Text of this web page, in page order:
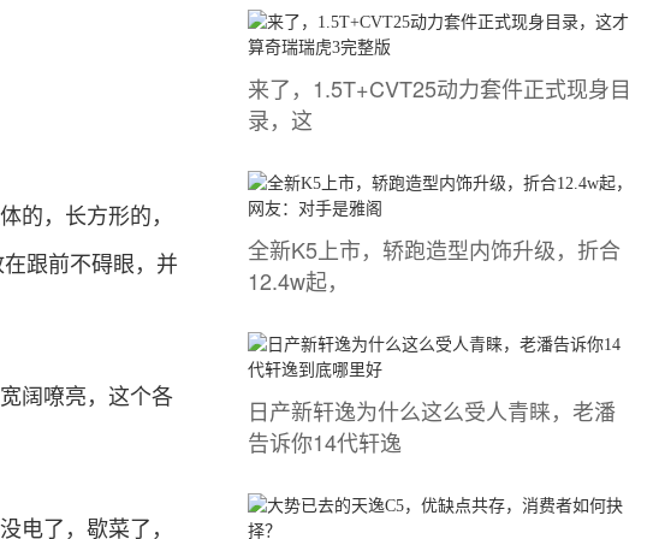
的，长方形的，
跟前不碍眼，并
阔嘹亮，这个各
电了，歇菜了，
来了，1.5T+CVT25动力套件正式现身目
录，这
全新K5上市，轿跑造型内饰升级，折合
12.4w起，
日产新轩逸为什么这么受人青睐，老潘
告诉你14代轩逸